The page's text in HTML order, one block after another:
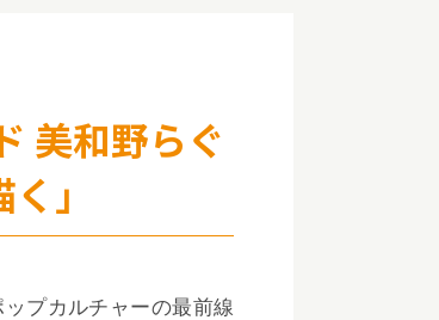
美和野らぐ
」
プカルチャーの最前線